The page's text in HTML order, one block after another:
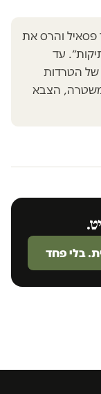
פסאיל והרס את
עד
של הטרדות
הצבא
בלי פחד